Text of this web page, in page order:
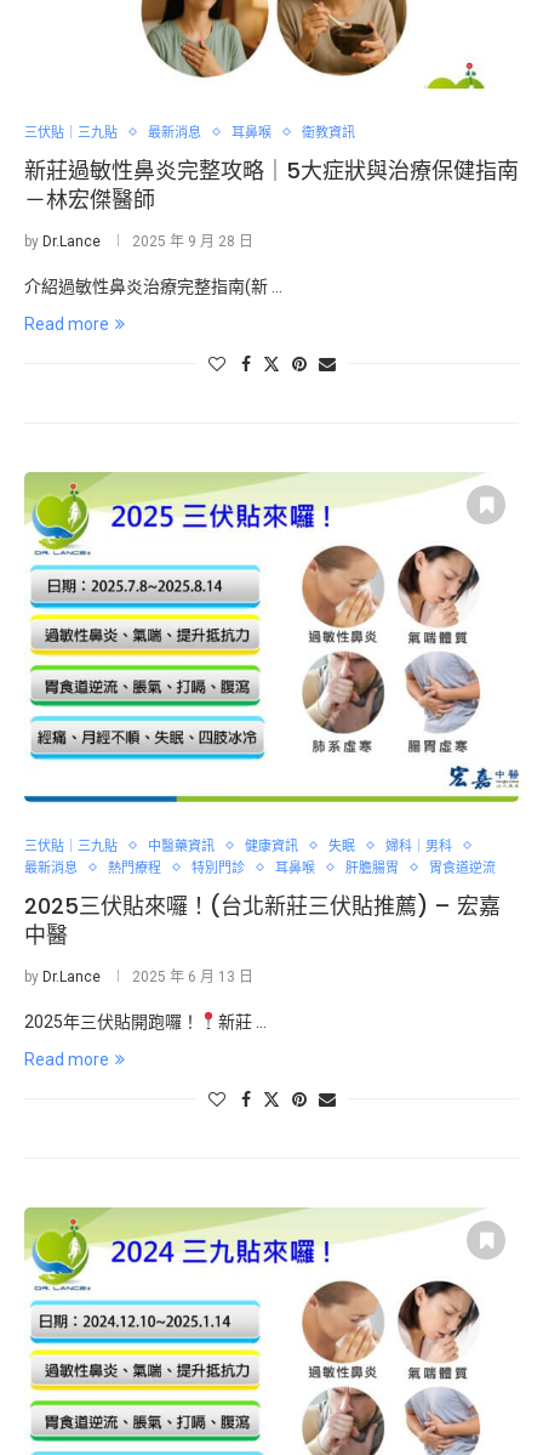
三伏貼｜三九貼 最新消息 耳鼻喉 衛教資訊
新莊過敏性鼻炎完整攻略｜5大症狀與治療保健指南
－林宏傑醫師
by Dr.Lance 2025 年 9 月 28 日
介紹過敏性鼻炎治療完整指南(新 …
Read more
三伏貼｜三九貼 中醫藥資訊 健康資訊 失眠
婦科｜男科
最新消息
熱門療程 特別門診 耳鼻喉 肝膽腸胃 胃食道逆流
2025三伏貼來囉！(台北新莊三伏貼推薦) – 宏嘉
中醫
by Dr.Lance 2025 年 6 月 13 日
2025年三伏貼開跑囉！
新莊 …
Read more